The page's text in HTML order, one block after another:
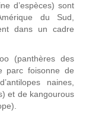
d’espèces) sont
du Sud,
dans un cadre
(panthères des
parc foisonne de
naines,
et de kangourous